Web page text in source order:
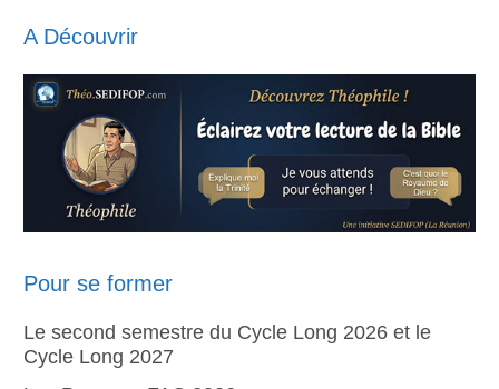
A Découvrir
Pour se former
Le second semestre du Cycle Long 2026 et le
Cycle Long 2027